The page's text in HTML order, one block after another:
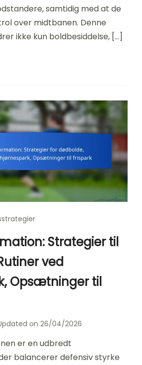
samtidig med at de
over midtbanen. Denne
ikke kun boldbesiddelse, […]
Strategier til
ved
Opsætninger til
on 26/04/2026
er en udbredt
balancerer defensiv styrke